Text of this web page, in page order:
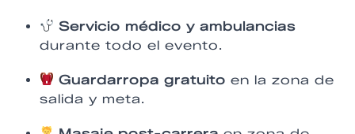
Servicio médico y ambulancias
durante todo el evento.
Guardarropa gratuito en la zona de
salida y meta.